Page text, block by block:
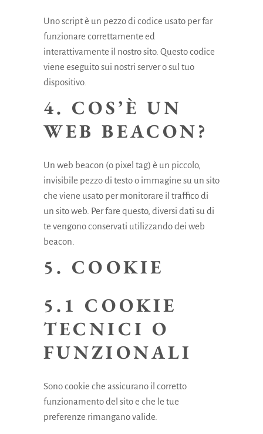
Uno script è un pezzo di codice usato per far
funzionare correttamente ed
interattivamente il nostro sito. Questo codice
viene eseguito sui nostri server o sul tuo
dispositivo.
4. COS’È UN
WEB BEACON?
Un web beacon (o pixel tag) è un piccolo,
invisibile pezzo di testo o immagine su un sito
che viene usato per monitorare il traffico di
un sito web. Per fare questo, diversi dati su di
te vengono conservati utilizzando dei web
beacon.
5. COOKIE
5.1 COOKIE
TECNICI O
FUNZIONALI
Sono cookie che assicurano il corretto
funzionamento del sito e che le tue
preferenze rimangano valide.